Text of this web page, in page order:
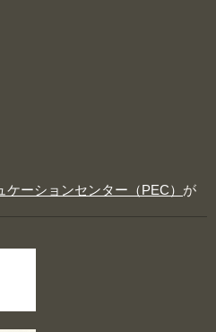
ケーションセンター（PEC） が